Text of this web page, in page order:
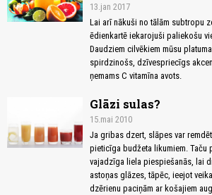
13.jan 2017
Lai arī nākuši no tālām subtropu
ēdienkartē iekarojuši paliekošu
Daudziem cilvēkiem mūsu
spirdzinošs, dzīvespriecīgs
ņemams C vitamīna avots.
Glāzi sulas?
15.mai 2010
Ja gribas dzert, slāpes var
pieticīga budžeta likumiem. Taču
vajadzīga liela piespiešanās, lai
astoņas glāzes, tāpēc, ieejot
dzērienu paciņām ar košajiem